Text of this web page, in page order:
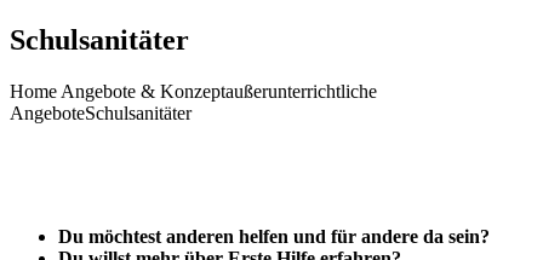
Schulsanitäter
Home Angebote & Konzeptaußerunterrichtliche
AngeboteSchulsanitäter
Du möchtest anderen helfen und für andere da sein?